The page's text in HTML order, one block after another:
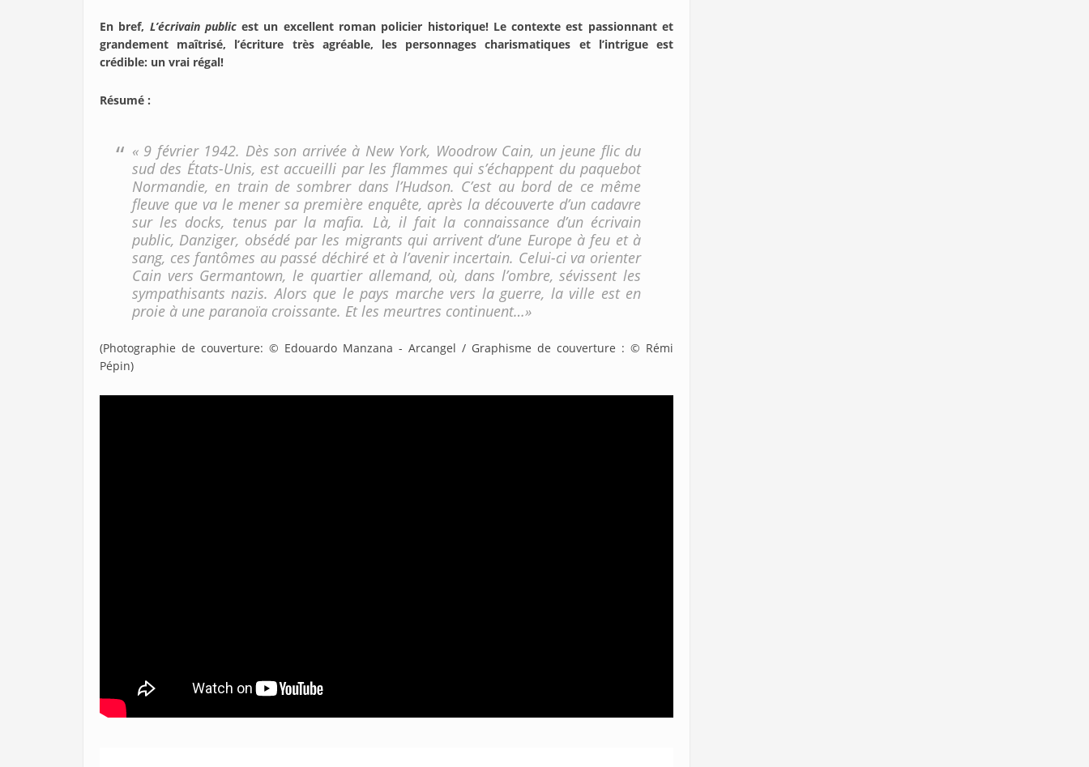
En bref, L’écrivain publicest un excellent roman policier historique! Le contexte est passionnant et
grandement maîtrisé, l’écriture très agréable, les personnages charismatiques et l’intrigue est
crédible: un vrai régal!
Résumé :
« 9 février 1942. Dès son arrivée à New York, Woodrow Cain, un jeune flic du
sud des États-Unis, est accueilli par les flammes qui s’échappent du paquebot
Normandie, en train de sombrer dans l’Hudson. C’est au bord de ce même
fleuve que va le mener sa première enquête, après la découverte d’un cadavre
sur les docks, tenus par la mafia. Là, il fait la connaissance d’un écrivain
public, Danziger, obsédé par les migrants qui arrivent d’une Europe à feu et à
sang, ces fantômes au passé déchiré et à l’avenir incertain. Celui-ci va orienter
Cain vers Germantown, le quartier allemand, où, dans l’ombre, sévissent les
sympathisants nazis. Alors que le pays marche vers la guerre, la ville est en
proie à une paranoïa croissante. Et les meurtres continuent…»
(Photographie de couverture: © Edouardo Manzana - Arcangel / Graphisme de couverture : © Rémi
Pépin)